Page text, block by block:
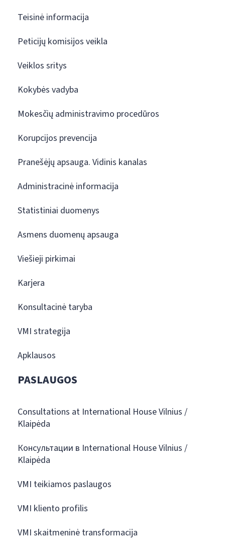
Teisinė informacija
Peticijų komisijos veikla
Veiklos sritys
Kokybės vadyba
Mokesčių administravimo procedūros
Korupcijos prevencija
Pranešėjų apsauga. Vidinis kanalas
Administracinė informacija
Statistiniai duomenys
Asmens duomenų apsauga
Viešieji pirkimai
Karjera
Konsultacinė taryba
VMI strategija
Apklausos
PASLAUGOS
Consultations at International House Vilnius /
Klaipėda
Консультации в International House Vilnius /
Klaipėda
VMI teikiamos paslaugos
VMI kliento profilis
VMI skaitmeninė transformacija